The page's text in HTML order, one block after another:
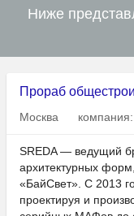
Ниже
Прораб
Москва компания:
SREDA — ведущий
архитектурных
«БайСвет». С 2013
проектируя и